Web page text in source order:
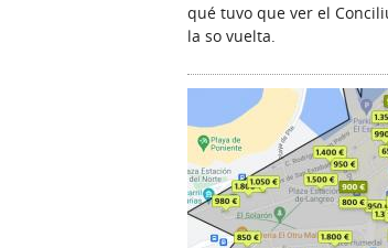
qué tuvo que ver el
la so vuelta.